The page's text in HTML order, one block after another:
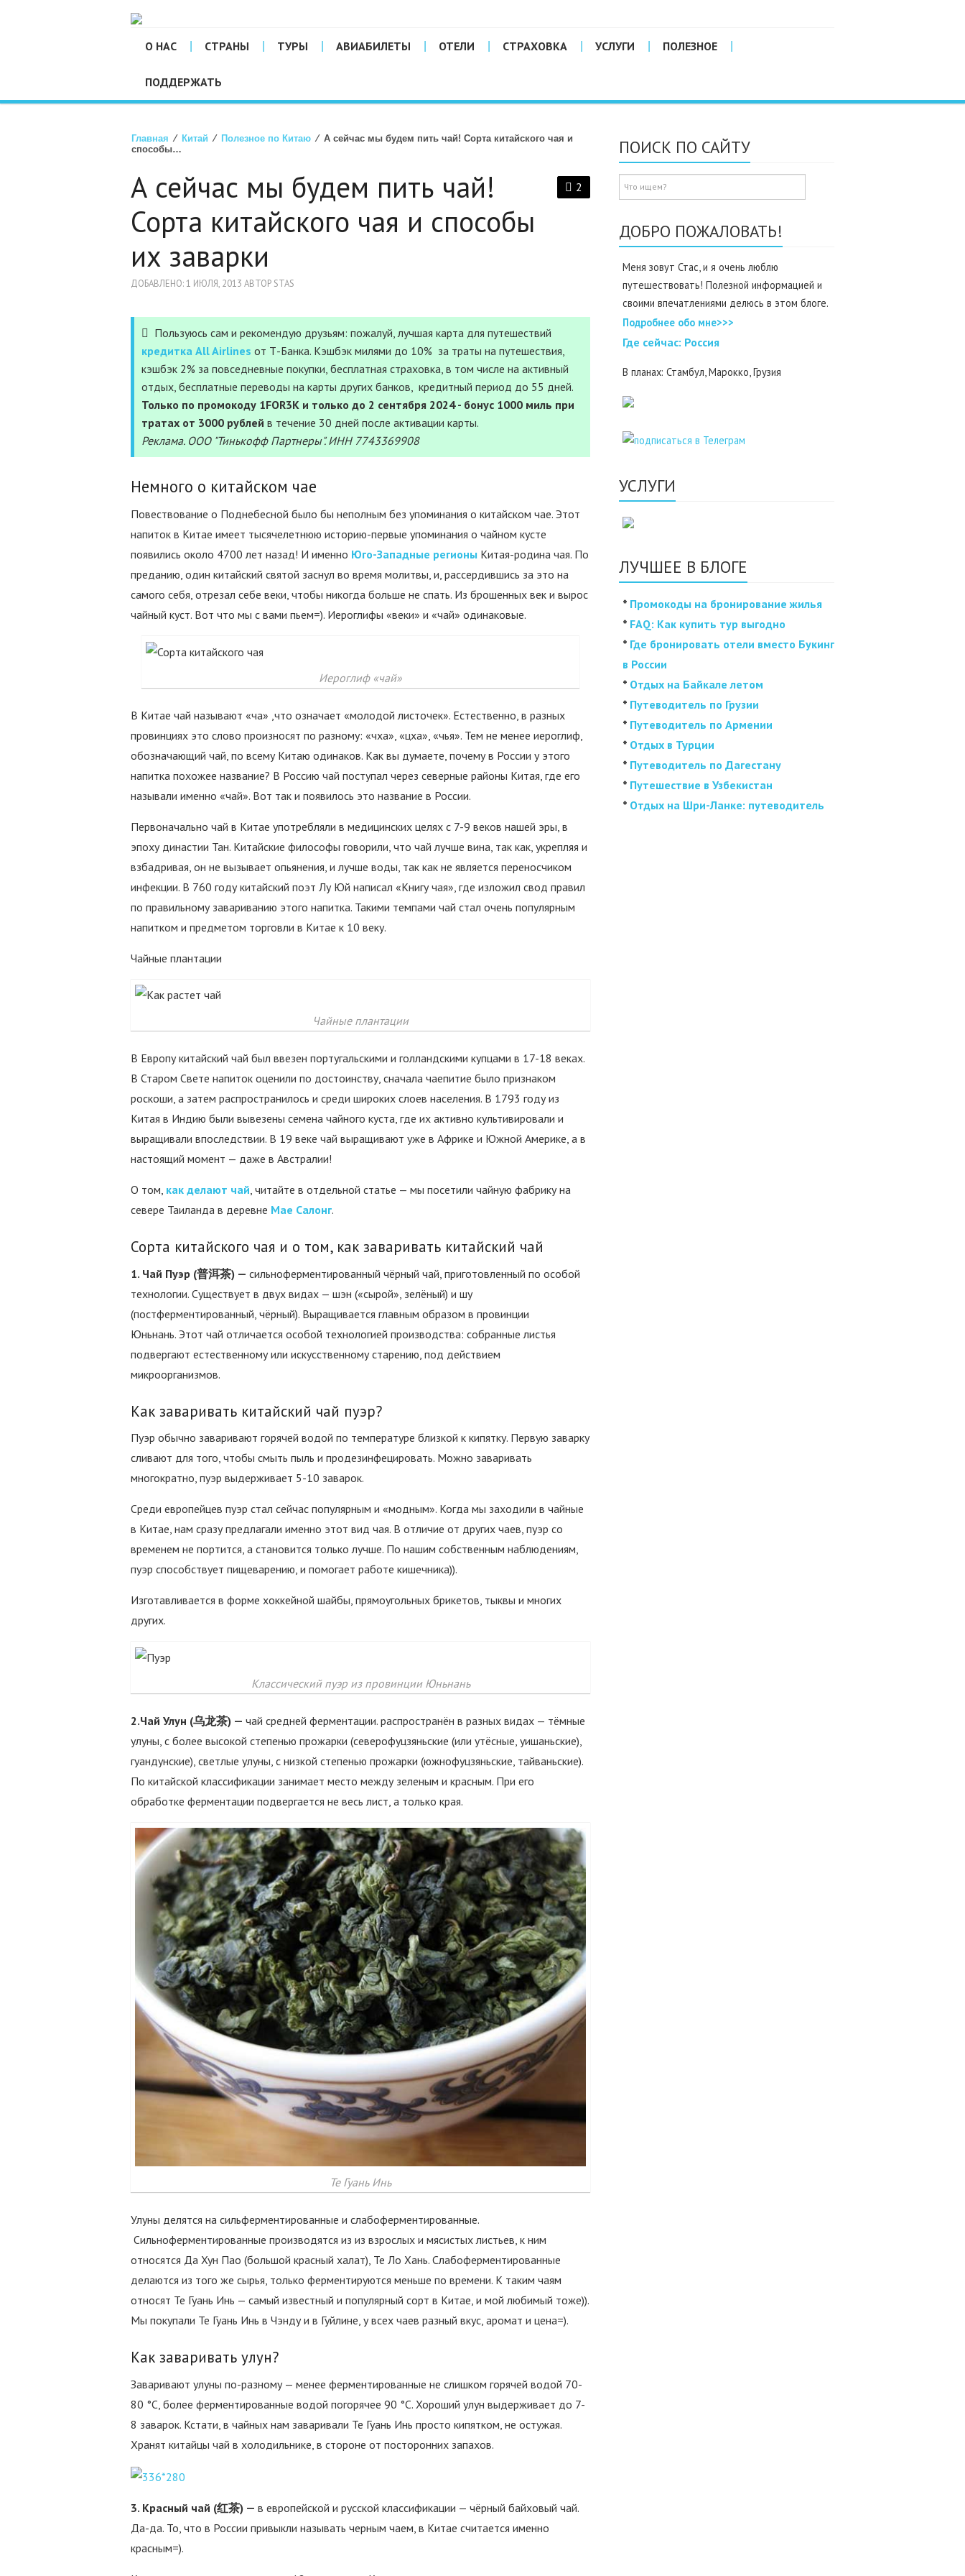
О НАС СТРАНЫ ТУРЫ АВИАБИЛЕТЫ ОТЕЛИ СТРАХОВКА УСЛУГИ ПОЛЕЗНОЕ
ПОДДЕРЖАТЬ
Главная ⁄ Китай ⁄ Полезное по Китаю ⁄ А сейчас мы будем пить чай! Сорта китайского чая и
способы…
2
А сейчас мы будем пить чай!
Сорта китайского чая и способы
их заварки
ДОБАВЛЕНО: 1 ИЮЛЯ, 2013 АВТОР STAS
Пользуюсь сам и рекомендую друзьям: пожалуй, лучшая карта для путешествий
кредитка All Airlines от Т-Банка. Кэшбэк милями до 10% за траты на путешествия,
кэшбэк 2% за повседневные покупки, бесплатная страховка, в том числе на активный
отдых, бесплатные переводы на карты других банков, кредитный период до 55 дней.
Только по промокоду 1FOR3K и только до 2 сентября 2024 - бонус 1000 миль при
тратах от 3000 рублей в течение 30 дней после активации карты.
Реклама. ООО "Тинькофф Партнеры". ИНН 7743369908
Немного о китайском чае
Повествование о Поднебесной было бы неполным без упоминания о китайском чае. Этот
напиток в Китае имеет тысячелетнюю историю-первые упоминания о чайном кусте
появились около 4700 лет назад! И именно Юго-Западные регионы Китая-родина чая. По
преданию, один китайский святой заснул во время молитвы, и, рассердившись за это на
самого себя, отрезал себе веки, чтобы никогда больше не спать. Из брошенных век и вырос
чайный куст. Вот что мы с вами пьем=). Иероглифы «веки» и «чай» одинаковые.
Иероглиф «чай»
В Китае чай называют «ча» ,что означает «молодой листочек». Естественно, в разных
провинциях это слово произносят по разному: «чха», «цха», «чья». Тем не менее иероглиф,
обозначающий чай, по всему Китаю одинаков. Как вы думаете, почему в России у этого
напитка похожее название? В Россию чай поступал через северные районы Китая, где его
называли именно «чай». Вот так и появилось это название в России.
Первоначально чай в Китае употребляли в медицинских целях с 7-9 веков нашей эры, в
эпоху династии Тан. Китайские философы говорили, что чай лучше вина, так как, укрепляя и
взбадривая, он не вызывает опьянения, и лучше воды, так как не является переносчиком
инфекции. В 760 году китайский поэт Лу Юй написал «Книгу чая», где изложил свод правил
по правильному завариванию этого напитка. Такими темпами чай стал очень популярным
напитком и предметом торговли в Китае к 10 веку.
Чайные плантации
Чайные плантации
В Европу китайский чай был ввезен португальскими и голландскими купцами в 17-18 веках.
В Старом Свете напиток оценили по достоинству, сначала чаепитие было признаком
роскоши, а затем распространилось и среди широких слоев населения. В 1793 году из
Китая в Индию были вывезены семена чайного куста, где их активно культивировали и
выращивали впоследствии. В 19 веке чай выращивают уже в Африке и Южной Америке, а в
настоящий момент — даже в Австралии!
О том, как делают чай, читайте в отдельной статье — мы посетили чайную фабрику на
севере Таиланда в деревне Мае Салонг.
Сорта китайского чая и о том, как заваривать китайский чай
1. Чай Пуэр (普洱茶) — сильноферментированный чёрный чай, приготовленный по особой
технологии. Существует в двух видах — шэн («сырой», зелёный) и шу
(постферментированный, чёрный). Выращивается главным образом в провинции
Юньнань. Этот чай отличается особой технологией производства: собранные листья
подвергают естественному или искусственному старению, под действием
микроорганизмов.
Как заваривать китайский чай пуэр?
Пуэр обычно заваривают горячей водой по температуре близкой к кипятку. Первую заварку
сливают для того, чтобы смыть пыль и продезинфецировать. Можно заваривать
многократно, пуэр выдерживает 5-10 заварок.
Среди европейцев пуэр стал сейчас популярным и «модным». Когда мы заходили в чайные
в Китае, нам сразу предлагали именно этот вид чая. В отличие от других чаев, пуэр со
временем не портится, а становится только лучше. По нашим собственным наблюдениям,
пуэр способствует пищеварению, и помогает работе кишечника)).
Изготавливается в форме хоккейной шайбы, прямоугольных брикетов, тыквы и многих
других.
Классический пуэр из провинции Юньнань
2.Чай Улун (乌龙茶) — чай средней ферментации. распространён в разных видах — тёмные
улуны, с более высокой степенью прожарки (северофуцзяньские (или утёсные, уишаньские),
гуандунские), светлые улуны, с низкой степенью прожарки (южнофуцзяньские, тайваньские).
По китайской классификации занимает место между зеленым и красным. При его
обработке ферментации подвергается не весь лист, а только края.
Те Гуань Инь
Улуны делятся на сильферментированные и слабоферментированные.
Сильноферментированные производятся из из взрослых и мясистых листьев, к ним
относятся Да Хун Пао (большой красный халат), Те Ло Хань. Слабоферментированные
делаются из того же сырья, только ферментируются меньше по времени. К таким чаям
относят Те Гуань Инь — самый известный и популярный сорт в Китае, и мой любимый тоже)).
Мы покупали Те Гуань Инь в Чэнду и в Гуйлине, у всех чаев разный вкус, аромат и цена=).
Как заваривать улун?
Заваривают улуны по-разному — менее ферментированные не слишком горячей водой 70-
80 °C, более ферментированные водой погорячее 90 °C. Хороший улун выдерживает до 7-
8 заварок. Кстати, в чайных нам заваривали Те Гуань Инь просто кипятком, не остужая.
Хранят китайцы чай в холодильнике, в стороне от посторонних запахов.
3. Красный чай (红茶) — в европейской и русской классификации — чёрный байховый чай.
Да-да. То, что в России привыкли называть черным чаем, в Китае считается именно
красным=).
ПОИСК ПО САЙТУ
ДОБРО ПОЖАЛОВАТЬ!
Меня зовут Стас, и я очень люблю
путешествовать! Полезной информацией и
своими впечатлениями делюсь в этом блоге.
Подробнее обо мне>>>
Где cейчас: Россия
В планах: Стамбул, Марокко, Грузия
УСЛУГИ
ЛУЧШЕЕ В БЛОГЕ
* Промокоды на бронирование жилья
* FAQ: Как купить тур выгодно
* Где бронировать отели вместо Букинг
в России
* Отдых на Байкале летом
* Путеводитель по Грузии
* Путеводитель по Армении
* Отдых в Турции
* Путеводитель по Дагестану
* Путешествие в Узбекистан
* Отдых на Шри-Ланке: путеводитель